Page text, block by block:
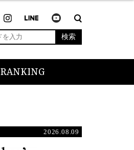
検索
RANKING
2026.08.09